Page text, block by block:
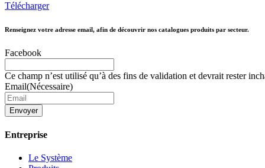
Télécharger
Renseignez votre adresse email, afin de découvrir nos catalogues produits par secteur.
Facebook
Ce champ n’est utilisé qu’à des fins de validation et devrait rester
Email(Nécessaire)
Entreprise
Le Système